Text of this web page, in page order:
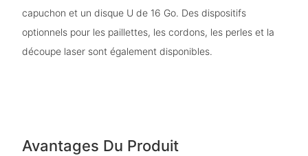
capuchon et un disque U de 16 Go. Des dispositifs
optionnels pour les paillettes, les cordons, les perles et la
découpe laser sont également disponibles.
Avantages Du Produit